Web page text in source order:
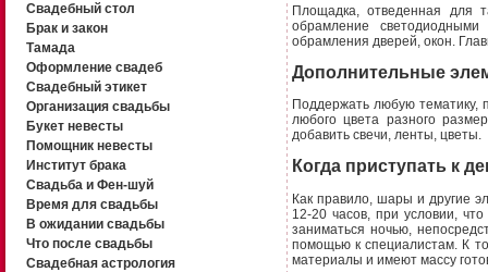
Свадебный стол
Брак и закон
Тамада
Оформление свадеб
Свадебный этикет
Организация свадьбы
Букет невесты
Помощник невесты
Институт брака
Свадьба и Фен-шуй
Время для свадьбы
В ожидании свадьбы
Что после свадьбы
Свадебная астрология
Площадка, отведенная для
обрамление
обрамления дверей, окон.
Дополнительные
Поддержать любую тематику,
любого цвета разного
добавить свечи, ленты, цветы.
Когда приступать к
Как правило, шары и другие
12-20 часов, при условии,
заниматься ночью,
помощью к специалистам. К
материалы и имеют массу